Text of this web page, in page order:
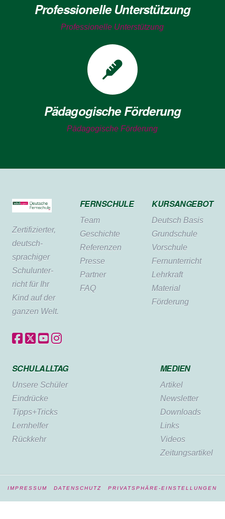
Professionelle Unterstützung
Professionelle Unterstützung
Pädagogische Förderung
Pädagogische Förderung
Zertifi­zierter,
deutsch­
sprachiger
Schul­unter­
richt für Ihr
Kind auf der
ganzen Welt.
FERNSCHULE
Team
Geschichte
Referenzen
Presse
Partner
FAQ
KURSANGEBOT
Deutsch Basis
Grundschule
Vorschule
Fernunterricht
Lehrkraft
Material
Förderung
SCHULALLTAG
Unsere Schüler
Eindrücke
Tipps+Tricks
Lernhelfer
Rückkehr
MEDIEN
Artikel
Newsletter
Downloads
Links
Videos
Zeitungsartikel
IMPRESSUM DATENSCHUTZ PRIVATSPHÄRE-EINSTELLUNGEN